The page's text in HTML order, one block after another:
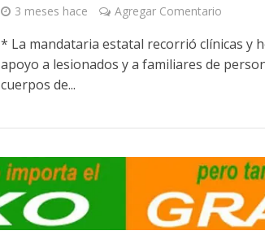
3 meses hace Agregar Comentario
* La mandataria estatal recorrió clínicas y
apoyo a lesionados y a familiares de
cuerpos de...